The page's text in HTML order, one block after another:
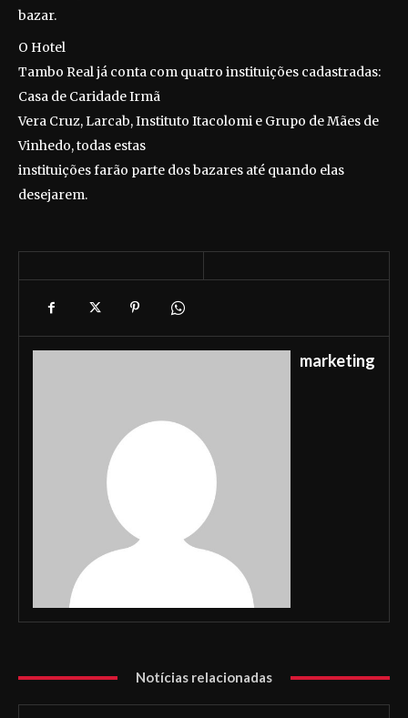
bazar.
O Hotel
Tambo Real já conta com quatro instituições cadastradas:
Casa de Caridade Irmã
Vera Cruz, Larcab, Instituto Itacolomi e Grupo de Mães de
Vinhedo, todas estas
instituições farão parte dos bazares até quando elas
desejarem.
marketing
Notícias relacionadas